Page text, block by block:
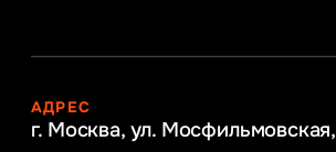
АДРЕС
г. Москва, ул. Мосфильмовская,